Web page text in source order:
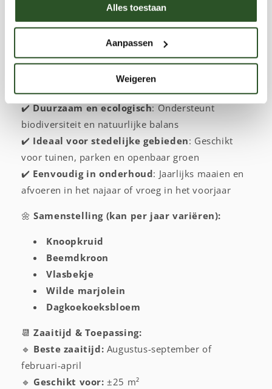
Alles toestaan
Aanpassen
Weigeren
🌱Wat maakt dit mengsel bijzonder?
Inheemse bloemen: Aantrekkelijk voor
solitaire bijen, honingbijen en andere bestuivers
✔️ Duurzaam en ecologisch: Ondersteunt
biodiversiteit en natuurlijke balans
✔️ Ideaal voor stedelijke gebieden: Geschikt
voor tuinen, parken en openbaar groen
✔️ Eenvoudig in onderhoud: Jaarlijks maaien en
afvoeren in het najaar of vroeg in het voorjaar
🌼Samenstelling (kan per jaar variëren):
Knoopkruid
Beemdkroon
Vlasbekje
Wilde marjolein
Dagkoekoeksbloem
📆Zaaitijd & Toepassing:
🔹 Beste zaaitijd: Augustus-september of
februari-april
🔹 Geschikt voor: ±25 m²